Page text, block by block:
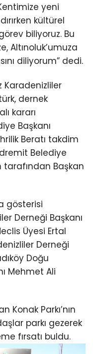
yeni
kültürel
biliyoruz. Bu
Altınoluk’umuza
diliyorum” dedi.
Karadenizliler
dernek
kararı
Başkanı
Beratı takdim
Belediye
tarafından Başkan
gösterisi
Derneği Başkanı
Üyesi Ertal
Derneği
Doğu
Mehmet Ali
Konak Parkı’nın
parkı gezerek
fırsatı buldu.